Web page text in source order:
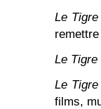
Le Tigre
Le Tigre
Le Tigre
films,